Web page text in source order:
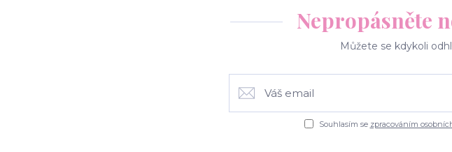
Nepropásněte
Můžete se kdykoli
Souhlasím se zpracováním